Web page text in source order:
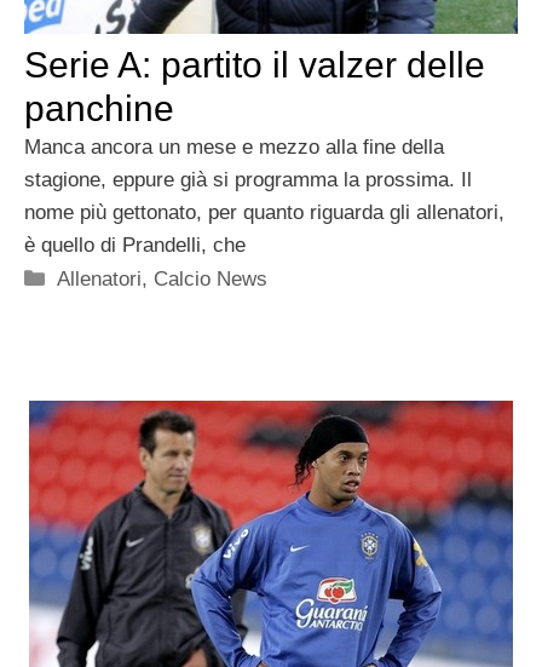
Serie A: partito il valzer delle
panchine
Manca ancora un mese e mezzo alla fine della
stagione, eppure già si programma la prossima. Il
nome più gettonato, per quanto riguarda gli allenatori,
è quello di Prandelli, che
Categorie
Allenatori, Calcio News